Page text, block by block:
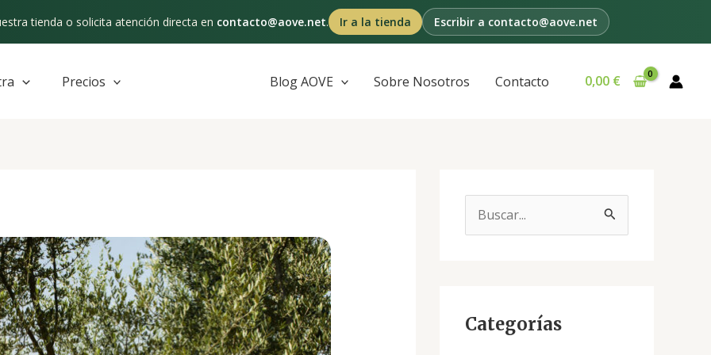
tienda o solicita atención directa en contacto@aove.net. Ir a la tienda Escribir a contacto@aove.net
Precios Blog AOVE Sobre Nosotros Contacto 0,00 €
a
Categorías